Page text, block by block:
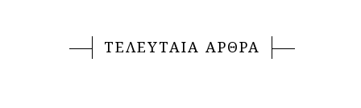
ΤΕΛΕΥΤΑΙΑ ΑΡΘΡΑ